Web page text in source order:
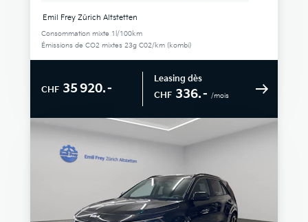
Emil Frey Zürich Altstetten
Consommation mixte 1l/100km
Émissions de CO2 mixtes 23g C02/km (kombi)
CHF 35 920.–
Leasing dès
CHF 336.– /mois